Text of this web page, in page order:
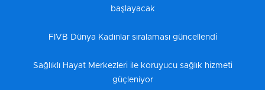
başlayacak
FIVB Dünya Kadınlar sıralaması güncellendi
Sağlıklı Hayat Merkezleri ile koruyucu sağlık hizmeti
güçleniyor